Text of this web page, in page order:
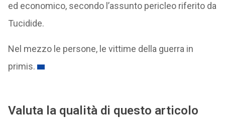
ed economico, secondo l’assunto pericleo riferito da
Tucidide.
Nel mezzo le persone, le vittime della guerra in
primis.
Valuta la qualità di questo articolo